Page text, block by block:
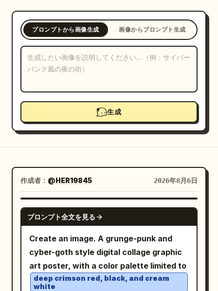
ブログ
更新情報
プロンプトから画像生成 画像からプロンプト生成
生成
作成者： @HER19845 2026年8月6日
GPT IMAGE 2
プロンプト全文を見る
Create an image. A grunge-punk and
cyber-goth style digital collage graphic
art poster, with a color palette limited to
deep crimson red, black, and cream
white